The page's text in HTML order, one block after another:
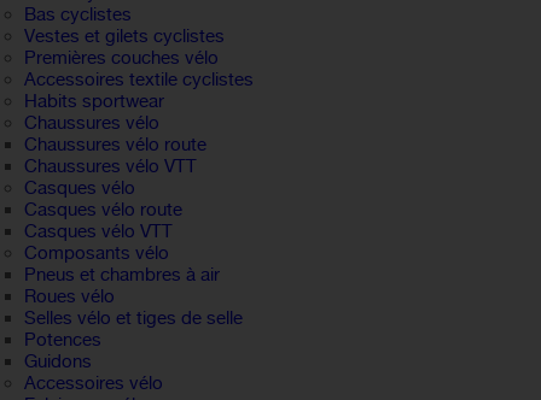
Bas cyclistes
Vestes et gilets cyclistes
Premières couches vélo
Accessoires textile cyclistes
Habits sportwear
Chaussures vélo
Chaussures vélo route
Chaussures vélo VTT
Casques vélo
Casques vélo route
Casques vélo VTT
Composants vélo
Pneus et chambres à air
Roues vélo
Selles vélo et tiges de selle
Potences
Guidons
Accessoires vélo